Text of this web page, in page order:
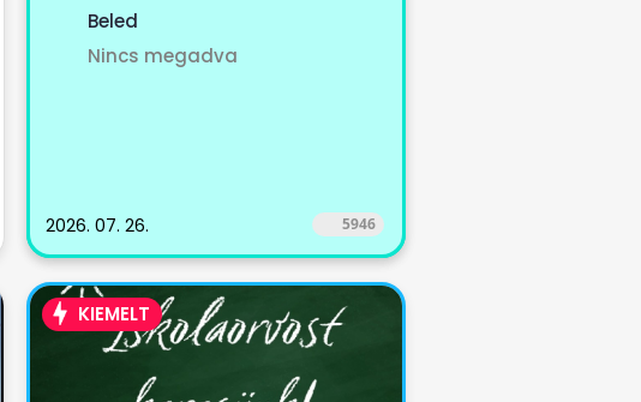
Beled
Nincs megadva
2026. 07. 26. 5946
KIEMELT